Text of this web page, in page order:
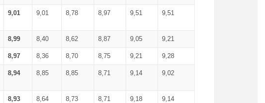
9,01 9,01 8,78 8,97 9,51 9,51
8,99 8,40 8,62 8,87 9,05 9,21
8,97 8,36 8,70 8,75 9,21 9,28
8,94 8,85 8,85 8,71 9,14 9,02
8,93 8,64 8,73 8,71 9,18 9,14